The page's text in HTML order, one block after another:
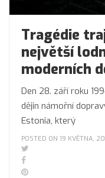
Tragédie
největší
moderních
Den 28. září roku
dějin námořní
Estonia, který
POSTED ON 19 KVĚTNA,